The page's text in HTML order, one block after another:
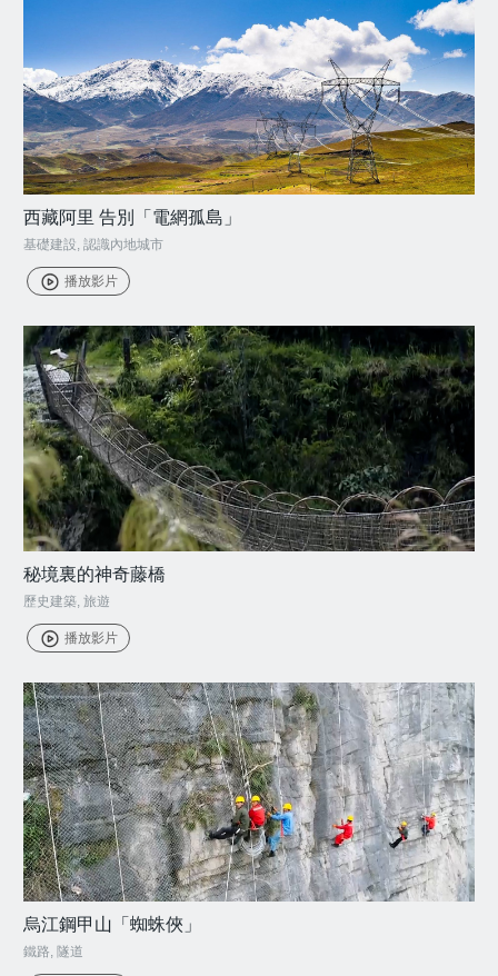
西藏阿里 告別「電網孤島」
基礎建設 認識內地城市
播放影片
秘境裏的神奇藤橋
歷史建築 旅遊
播放影片
烏江鋼甲山「蜘蛛俠」
鐵路, 隧道